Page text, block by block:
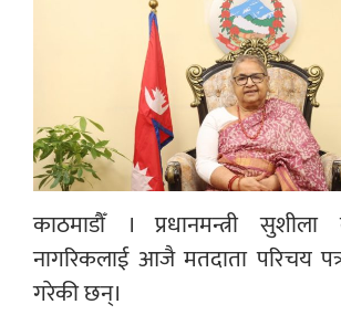
काठमाडौँ । प्रधानमन्त्री सुशीला
नागरिकलाई आजै मतदाता परिचय
गरेकी छन्।